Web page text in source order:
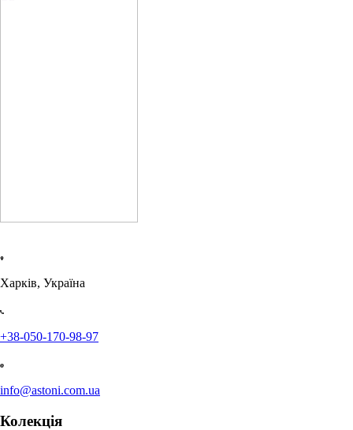
Харків, Україна
+38-050-170-98-97
info@astoni.com.ua
Колекція